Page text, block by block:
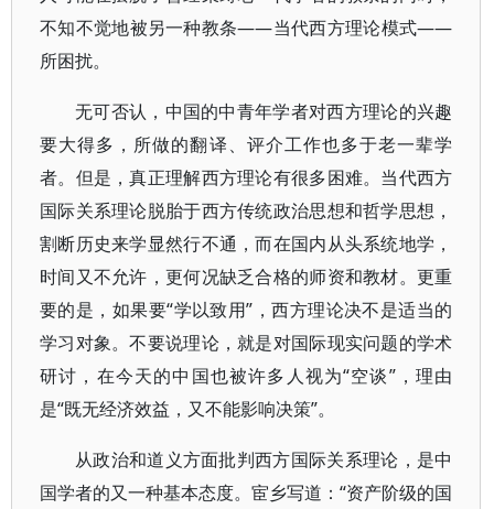
不知不觉地被另一种教条——当代西方理论模式——
所困扰。
无可否认，中国的中青年学者对西方理论的兴趣
要大得多，所做的翻译、评介工作也多于老一辈学
者。但是，真正理解西方理论有很多困难。当代西方
国际关系理论脱胎于西方传统政治思想和哲学思想，
割断历史来学显然行不通，而在国内从头系统地学，
时间又不允许，更何况缺乏合格的师资和教材。更重
要的是，如果要“学以致用”，西方理论决不是适当的
学习对象。不要说理论，就是对国际现实问题的学术
研讨，在今天的中国也被许多人视为“空谈”，理由
是“既无经济效益，又不能影响决策”。
从政治和道义方面批判西方国际关系理论，是中
国学者的又一种基本态度。宦乡写道：“资产阶级的国